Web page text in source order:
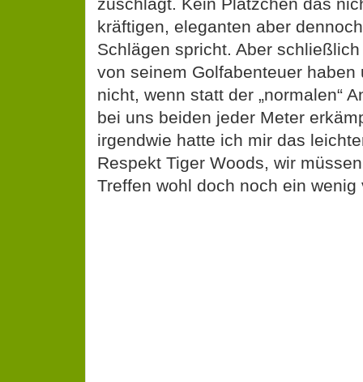
kräftigen, eleganten aber
Schlägen spricht. Aber
von seinem Golfabenteuer haben
nicht, wenn statt der „normalen“
bei uns beiden jeder Meter
irgendwie hatte ich mir das
Respekt Tiger Woods, wir
Treffen wohl doch noch ein wenig